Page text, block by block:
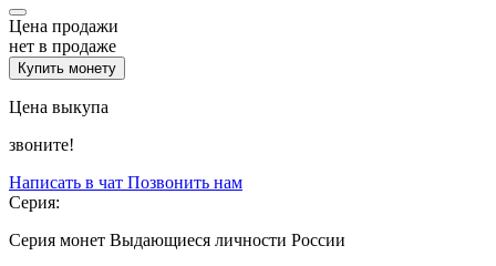
Цена продажи
нет в продаже
Купить монету
Цена выкупа
звоните!
Написать в чат Позвонить нам
Серия:
Серия монет Выдающиеся личности России